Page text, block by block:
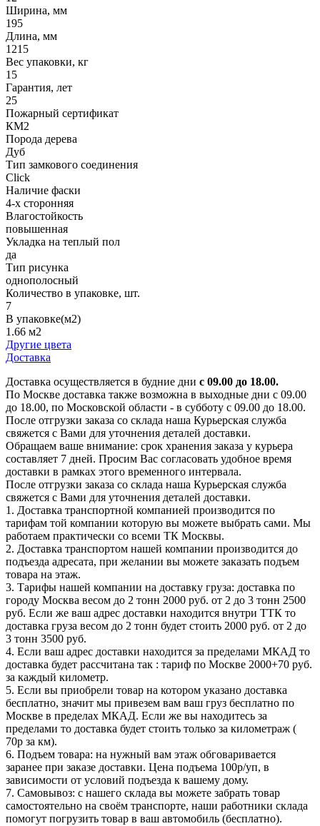
Ширина, мм
195
Длина, мм
1215
Вес упаковки, кг
15
Гарантия, лет
25
Пожарный сертификат
КМ2
Порода дерева
Дуб
Тип замкового соединения
Click
Наличие фаски
4-х сторонняя
Влагостойкость
повышенная
Укладка на теплый пол
да
Тип рисунка
однополосный
Количество в упаковке, шт.
7
В упаковке(м2)
1.66 м2
Другие цвета
Доставка
Доставка осуществляется в будние дни с 09.00 до 18.00.
По Москве доставка также возможна в выходные дни с 09.00
до 18.00, по Московской области - в субботу с 09.00 до 18.00.
После отгрузки заказа со склада наша Курьерская служба
свяжется с Вами для уточнения деталей доставки.
Обращаем ваше внимание: срок хранения заказа у курьера
составляет 7 дней. Просим Вас согласовать удобное время
доставки в рамках этого временного интервала.
После отгрузки заказа со склада наша Курьерская служба
свяжется с Вами для уточнения деталей доставки.
1. Доставка транспортной компанией производится по
тарифам той компании которую вы можете выбрать сами. Мы
работаем практически со всеми ТК Москвы.
2. Доставка транспортом нашей компании производится до
подъезда адресата, при желании вы можете заказать подъем
товара на этаж.
3. Тарифы нашей компании на доставку груза: доставка по
городу Москва весом до 2 тонн 2000 руб. от 2 до 3 тонн 2500
руб. Если же ваш адрес доставки находится внутри ТТК то
доставка груза весом до 2 тонн будет стоить 2000 руб. от 2 до
3 тонн 3500 руб.
4. Если ваш адрес доставки находится за пределами МКАД то
доставка будет рассчитана так : тариф по Москве 2000+70 руб.
за каждый километр.
5. Если вы приобрели товар на котором указано доставка
бесплатно, значит мы привезем вам ваш груз бесплатно по
Москве в пределах МКАД. Если же вы находитесь за
пределами то доставка будет стоить только за километраж (
70р за км).
6. Подъем товара: на нужный вам этаж обговаривается
заранее при заказе доставки. Цена подъема 100р/уп, в
зависимости от условий подъезда к вашему дому.
7. Самовывоз: с нашего склада вы можете забрать товар
самостоятельно на своём транспорте, наши работники склада
помогут погрузить товар в ваш автомобиль (бесплатно).